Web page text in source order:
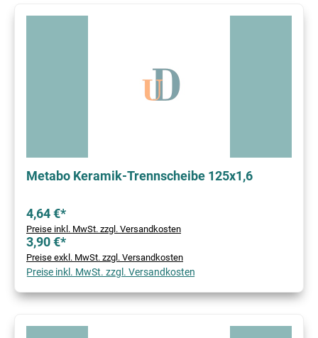
Metabo Keramik-Trennscheibe 125x1,6
4,64 €*
Preise inkl. MwSt. zzgl. Versandkosten
3,90 €*
Preise exkl. MwSt. zzgl. Versandkosten
Preise inkl. MwSt. zzgl. Versandkosten